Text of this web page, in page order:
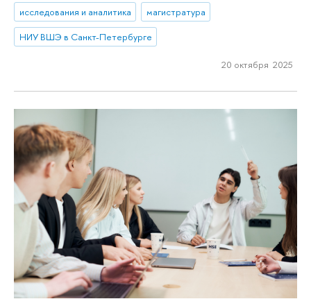
исследования и аналитика
магистратура
НИУ ВШЭ в Санкт-Петербурге
20 октября 2025